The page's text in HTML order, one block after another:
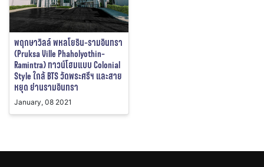
พฤกษาวิลล์ พหลโยธิน-รามอินทรา
(Pruksa Ville Phaholyothin-
Ramintra) ทาวน์โฮมแบบ Colonial
Style ใกล้ BTS วัดพระศรีฯ และสาย
หยุด ย่านรามอินทรา
January, 08 2021